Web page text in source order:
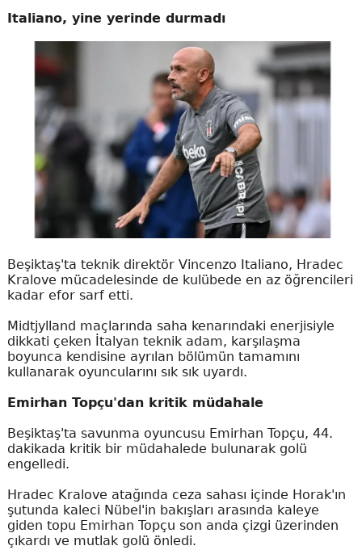
Italiano, yine yerinde durmadı
Beşiktaş'ta teknik direktör Vincenzo Italiano, Hradec
Kralove mücadelesinde de kulübede en az öğrencileri
kadar efor sarf etti.
Midtjylland maçlarında saha kenarındaki enerjisiyle
dikkati çeken İtalyan teknik adam, karşılaşma
boyunca kendisine ayrılan bölümün tamamını
kullanarak oyuncularını sık sık uyardı.
Emirhan Topçu'dan kritik müdahale
Beşiktaş'ta savunma oyuncusu Emirhan Topçu, 44.
dakikada kritik bir müdahalede bulunarak golü
engelledi.
Hradec Kralove atağında ceza sahası içinde Horak'ın
şutunda kaleci Nübel'in bakışları arasında kaleye
giden topu Emirhan Topçu son anda çizgi üzerinden
çıkardı ve mutlak golü önledi.